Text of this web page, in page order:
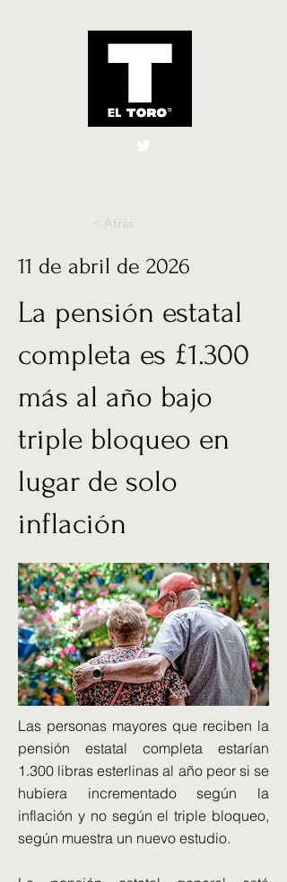
El Toro España
< Atrás
11 de abril de 2026
La pensión estatal
completa es £1.300
más al año bajo
triple bloqueo en
lugar de solo
inflación
Las personas mayores que reciben la
pensión estatal completa estarían
1.300 libras esterlinas al año peor si se
hubiera incrementado según la
inflación y no según el triple bloqueo,
según muestra un nuevo estudio.